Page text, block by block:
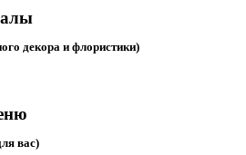
декора и флористики)
вас)